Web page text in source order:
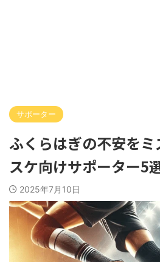
サポーター
ふくらはぎの不安を
スケ向けサポーター5
2025年7月10日